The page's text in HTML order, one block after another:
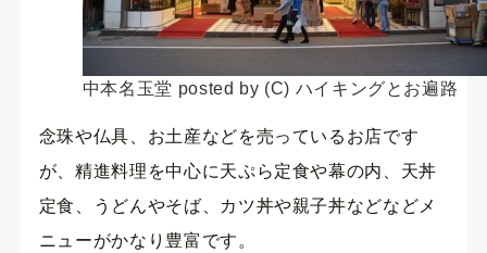
中本名玉堂 posted by (C) ハイキングとお遍路
念珠や仏具、お土産などを売っているお店です
が、精進料理を中心に天ぷら定食や幕の内、天丼
定食、うどんやそば、カツ丼や親子丼などなどメ
ニューがかなり豊富です。